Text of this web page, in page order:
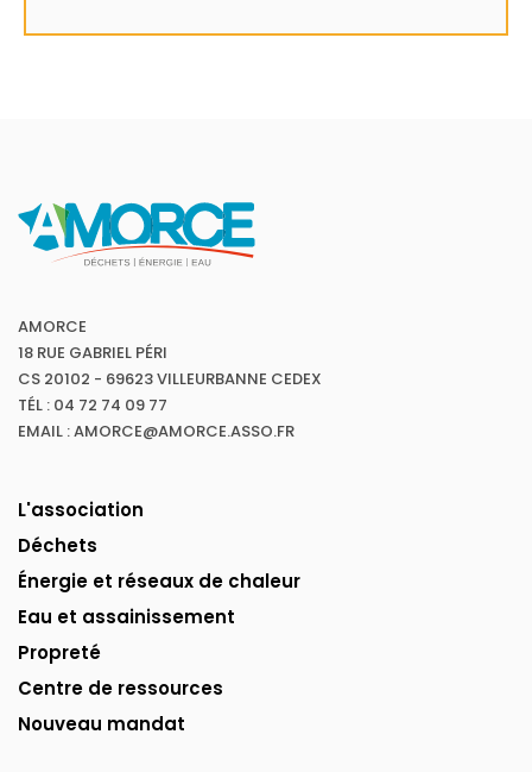
AMORCE
18 RUE GABRIEL PÉRI
CS 20102 - 69623 VILLEURBANNE CEDEX
TÉL : 04 72 74 09 77
EMAIL : AMORCE@AMORCE.ASSO.FR
L'association
Déchets
Énergie et réseaux de chaleur
Eau et assainissement
Propreté
Centre de ressources
Nouveau mandat